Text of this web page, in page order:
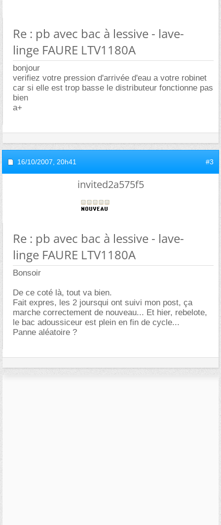
Re : pb avec bac à lessive - lave-
linge FAURE LTV1180A
bonjour
verifiez votre pression d'arrivée d'eau a votre robinet
car si elle est trop basse le distributeur fonctionne pas
bien
a+
16/10/2007, 20h41 #3
invited2a575f5
Re : pb avec bac à lessive - lave-
linge FAURE LTV1180A
Bonsoir
De ce coté là, tout va bien.
Fait expres, les 2 joursqui ont suivi mon post, ça
marche correctement de nouveau... Et hier, rebelote,
le bac adoussiceur est plein en fin de cycle...
Panne aléatoire ?